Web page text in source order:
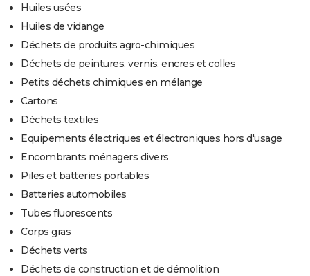
Huiles usées
Huiles de vidange
Déchets de produits agro-chimiques
Déchets de peintures, vernis, encres et colles
Petits déchets chimiques en mélange
Cartons
Déchets textiles
Equipements électriques et électroniques hors d'usage
Encombrants ménagers divers
Piles et batteries portables
Batteries automobiles
Tubes fluorescents
Corps gras
Déchets verts
Déchets de construction et de démolition